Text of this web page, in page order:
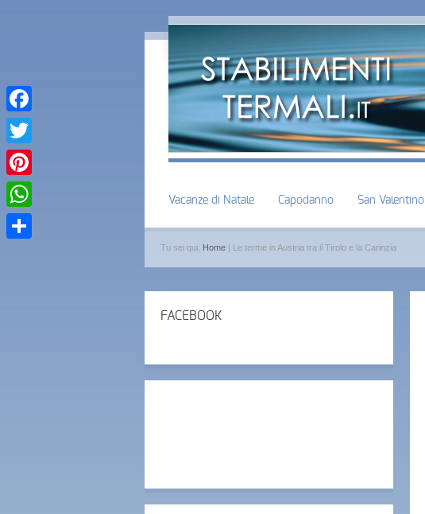
Vacanze di Natale Capodanno San Valentino
Tu sei qui: Home | Le terme in Austria tra il Tirolo e la Carinzia
FACEBOOK
Facebook
Twitter
Pinterest
WhatsApp